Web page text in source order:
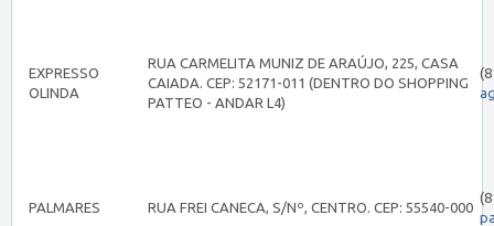
EXPRESSO
OLINDA
RUA CARMELITA MUNIZ DE ARAÚJO, 225, CASA
CAIADA. CEP: 52171-011 (DENTRO DO SHOPPING
PATTEO - ANDAR L4)
PALMARES RUA FREI CANECA, S/Nº, CENTRO. CEP: 55540-000